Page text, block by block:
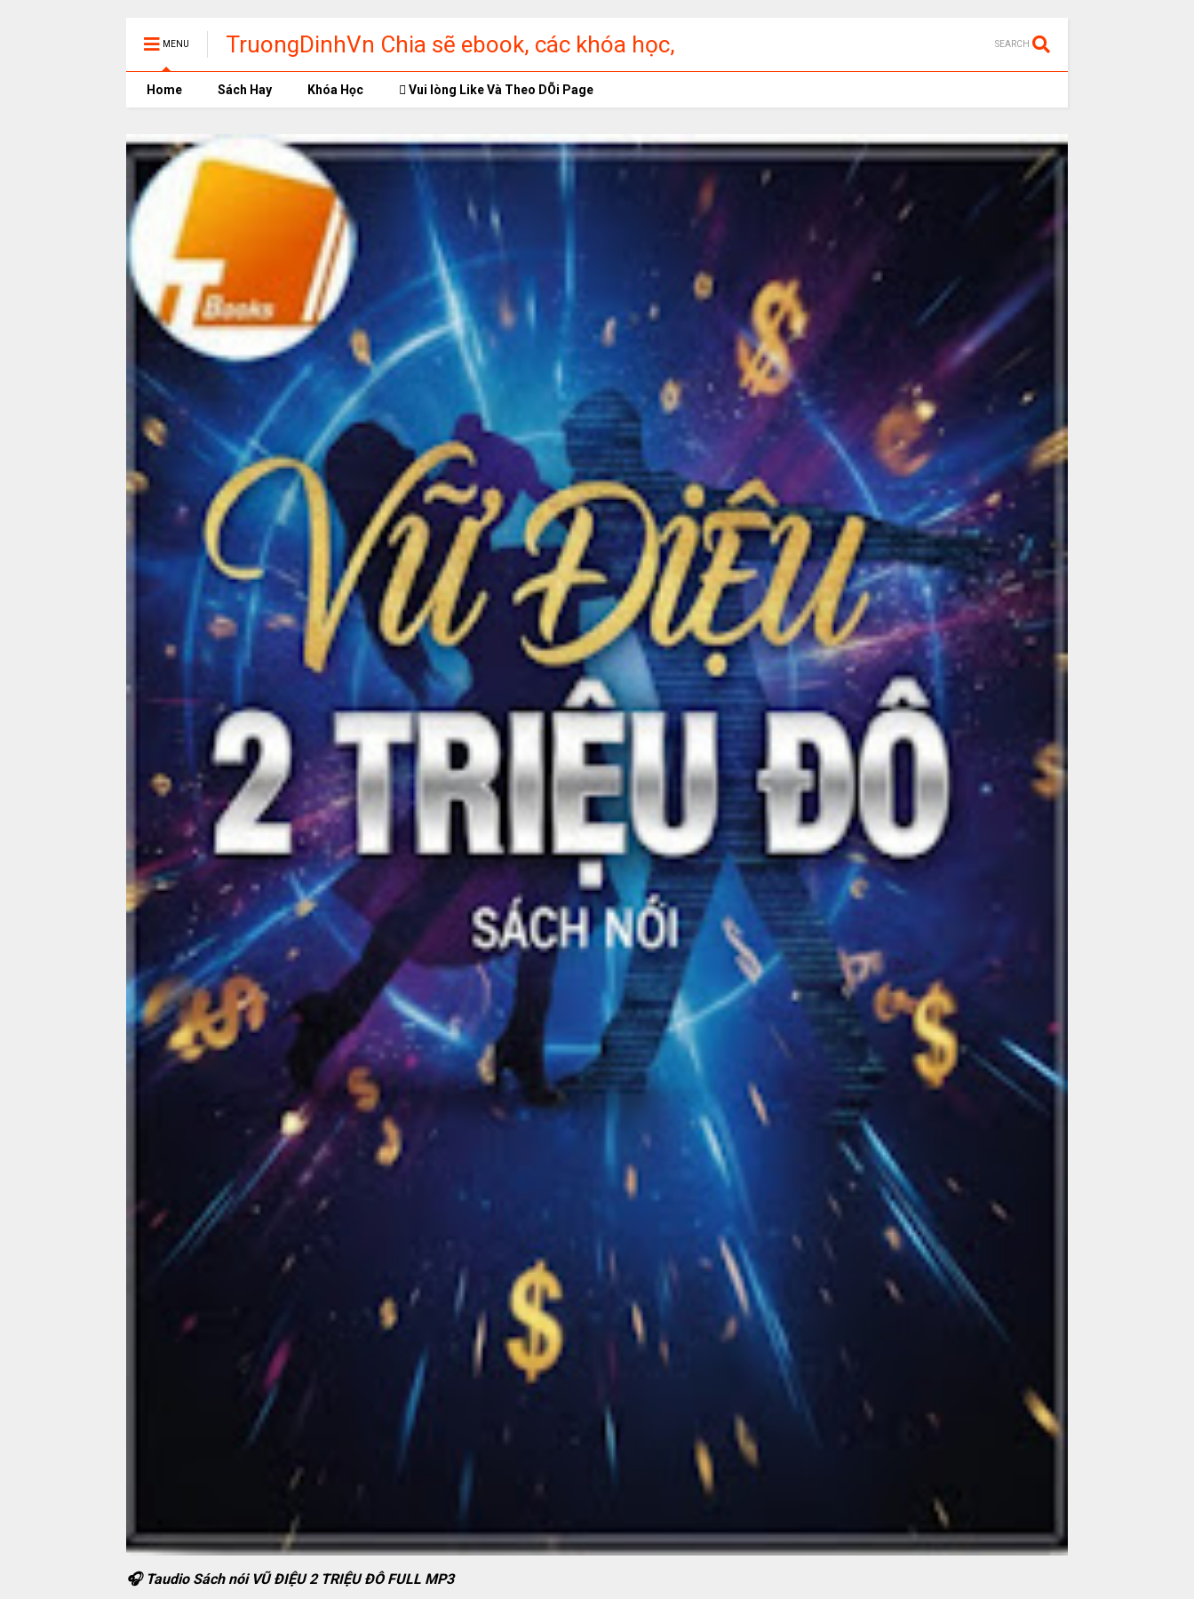
MENU
TruongDinhVn Chia sẽ ebook, các khóa học,
phần mềm học tập miễn phí
SEARCH
Home Sách Hay Khóa Học Vui lòng Like Và Theo DÕi Page
🎧 Taudio Sách nói VŨ ĐIỆU 2 TRIỆU ĐÔ FULL MP3